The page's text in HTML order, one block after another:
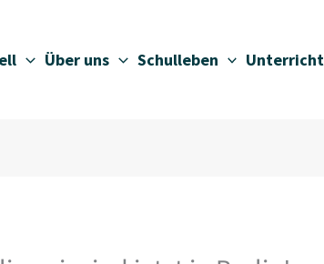
Über uns Schulleben Unterricht